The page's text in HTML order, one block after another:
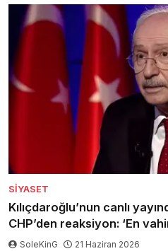
SIYASET
Kılıçdaroğlu’nun canlı
CHP’den reaksiyon: ‘En
SoleKinG 21 Haziran 2026